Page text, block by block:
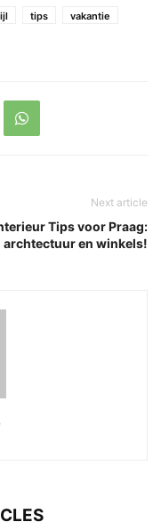
tips
vakantie
Next article
Tips voor Praag:
archtectuur en winkels!